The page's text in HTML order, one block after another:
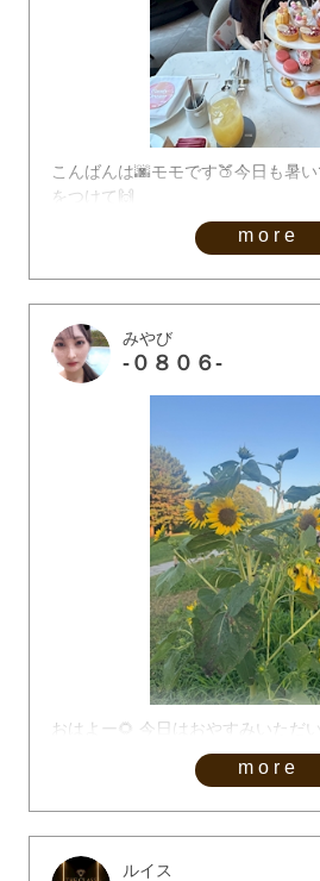
こんばんは🌆モモです🍑今日も暑
をつけて🙌
more
みやび
-０８０６-
おはよー🌻 今日はおやすみいただ
more
ルイス